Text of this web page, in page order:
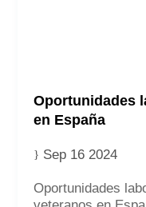
Oportunidades
en España
Sep 16 2024
Oportunidades